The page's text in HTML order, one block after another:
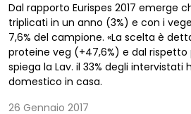
Dal rapporto Eurispes 2017 emerge
triplicati in un anno (3%) e con i
7,6% del campione. «La scelta è
proteine veg (+47,6%) e dal rispetto
spiega la Lav. il 33% degli
domestico in casa.
26 Gennaio 2017